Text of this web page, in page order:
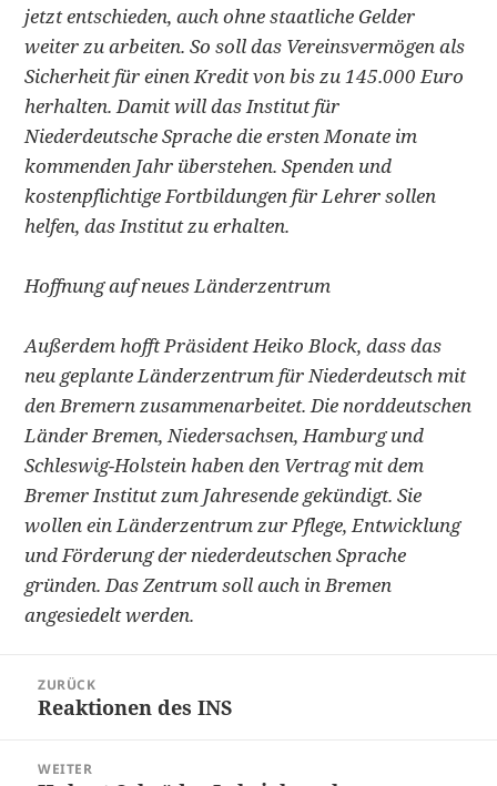
jetzt entschieden, auch ohne staatliche Gelder
weiter zu arbeiten. So soll das Vereinsvermögen als
Sicherheit für einen Kredit von bis zu 145.000 Euro
herhalten. Damit will das Institut für
Niederdeutsche Sprache die ersten Monate im
kommenden Jahr überstehen. Spenden und
kostenpflichtige Fortbildungen für Lehrer sollen
helfen, das Institut zu erhalten.
Hoffnung auf neues Länderzentrum
Außerdem hofft Präsident Heiko Block, dass das
neu geplante Länderzentrum für Niederdeutsch mit
den Bremern zusammenarbeitet. Die norddeutschen
Länder Bremen, Niedersachsen, Hamburg und
Schleswig-Holstein haben den Vertrag mit dem
Bremer Institut zum Jahresende gekündigt. Sie
wollen ein Länderzentrum zur Pflege, Entwicklung
und Förderung der niederdeutschen Sprache
gründen. Das Zentrum soll auch in Bremen
angesiedelt werden.
ZURÜCK
Vorheriger
Reaktionen des INS
WEITER